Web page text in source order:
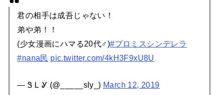
君の相手は成吾じゃない！
弟や弟！！
(少女漫画にハマる20代♂)#プロミスシンデレラ
#nana民 pic.twitter.com/4kH3F9xU8U
— Ꮥ Ꮮ Ꮍ (@_____sly_) March 12, 2019